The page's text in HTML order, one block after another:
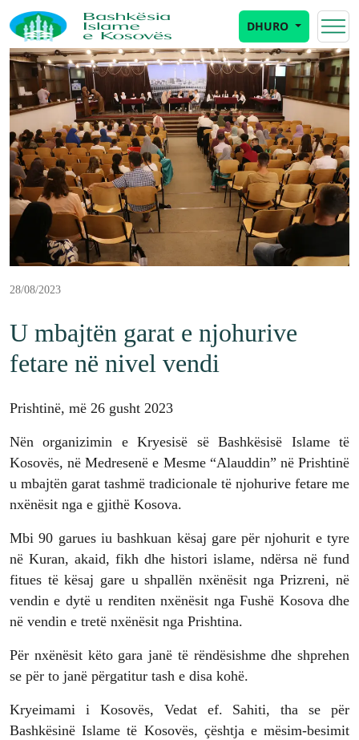
DHURO
28/08/2023
U mbajtën garat e njohurive
fetare në nivel vendi
Prishtinë, më 26 gusht 2023
Nën organizimin e Kryesisë së Bashkësisë Islame të
Kosovës, në Medresenë e Mesme “Alauddin” në Prishtinë
u mbajtën garat tashmë tradicionale të njohurive fetare me
nxënësit nga e gjithë Kosova.
Mbi 90 garues iu bashkuan kësaj gare për njohurit e tyre
në Kuran, akaid, fikh dhe histori islame, ndërsa në fund
fitues të kësaj gare u shpallën nxënësit nga Prizreni, në
vendin e dytë u renditen nxënësit nga Fushë Kosova dhe
në vendin e tretë nxënësit nga Prishtina.
Për nxënësit këto gara janë të rëndësishme dhe shprehen
se për to janë përgatitur tash e disa kohë.
Kryeimami i Kosovës, Vedat ef. Sahiti, tha se për
Bashkësinë Islame të Kosovës, çështja e mësim-besimit